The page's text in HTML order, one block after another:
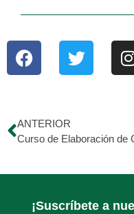
ANTERIOR
¡Suscríbete a